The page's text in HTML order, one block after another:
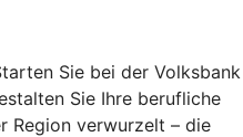
Sie bei der Volksbank
Sie Ihre berufliche
Region verwurzelt – die